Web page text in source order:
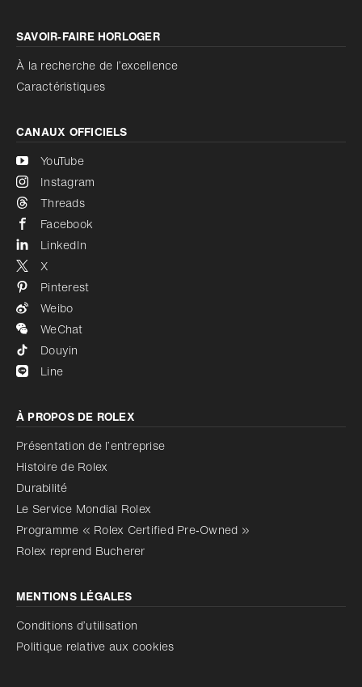
SAVOIR‑FAIRE HORLOGER
À la recherche de l’excellence
Caractéristiques
CANAUX OFFICIELS
YouTube
Instagram
Threads
Facebook
LinkedIn
X
Pinterest
Weibo
WeChat
Douyin
Line
À PROPOS DE ROLEX
Présentation de l’entreprise
Histoire de Rolex
Durabilité
Le Service Mondial Rolex
Programme « Rolex Certified Pre‑Owned »
Rolex reprend Bucherer
MENTIONS LÉGALES
Conditions d’utilisation
Politique relative aux cookies